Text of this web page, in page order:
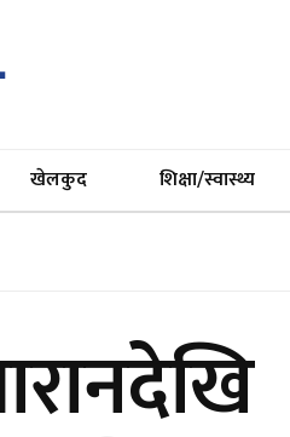
खेलकुद शिक्षा/स्वास्थ्य